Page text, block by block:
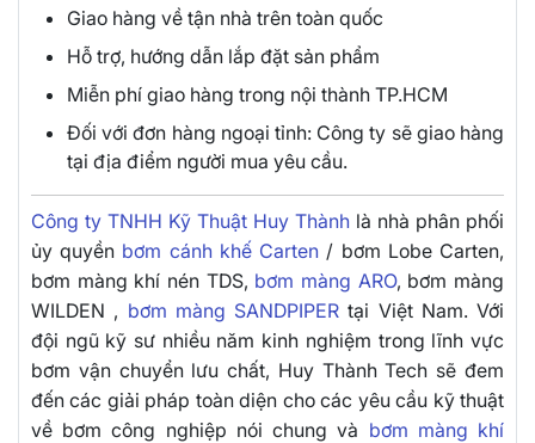
Giao hàng về tận nhà trên toàn quốc
Hỗ trợ, hướng dẫn lắp đặt sản phẩm
Miễn phí giao hàng trong nội thành TP.HCM
Đối với đơn hàng ngoại tỉnh: Công ty sẽ giao hàng
tại địa điểm người mua yêu cầu.
Công ty TNHH Kỹ Thuật Huy Thành là nhà phân phối
ủy quyền bơm cánh khế Carten / bơm Lobe Carten,
bơm màng khí nén TDS, bơm màng ARO, bơm màng
WILDEN , bơm màng SANDPIPERtại Việt Nam. Với
đội ngũ kỹ sư nhiều năm kinh nghiệm trong lĩnh vực
bơm vận chuyển lưu chất, Huy Thành Tech sẽ đem
đến các giải pháp toàn diện cho các yêu cầu kỹ thuật
về bơm công nghiệp nói chung và bơm màng khí